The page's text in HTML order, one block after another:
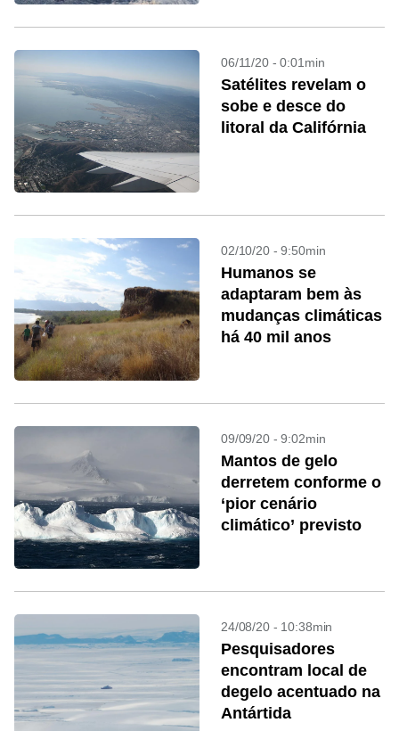
06/11/20 - 0:01min
Satélites revelam o
sobe e desce do
litoral da Califórnia
02/10/20 - 9:50min
Humanos se
adaptaram bem às
mudanças climáticas
há 40 mil anos
09/09/20 - 9:02min
Mantos de gelo
derretem conforme o
‘pior cenário
climático’ previsto
24/08/20 - 10:38min
Pesquisadores
encontram local de
degelo acentuado na
Antártida